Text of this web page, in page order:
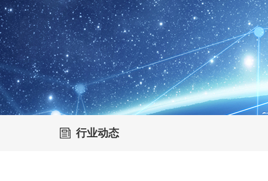
行业动态